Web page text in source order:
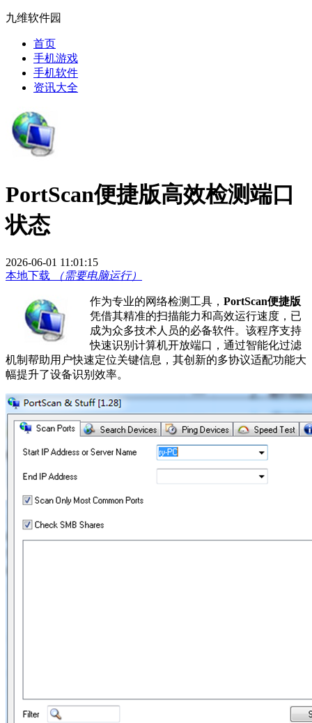
九维软件园
首页
手机游戏
手机软件
资讯大全
PortScan便捷版高效检测端口
状态
2026-06-01 11:01:15
本地下载
（需要电脑运行）
作为专业的网络检测工具， PortScan便捷版
凭借其精准的扫描能力和高效运行速度，已
成为众多技术人员的必备软件。该程序支持
快速识别计算机开放端口，通过智能化过滤
机制帮助用户快速定位关键信息，其创新的多协议适配功能大
幅提升了设备识别效率。